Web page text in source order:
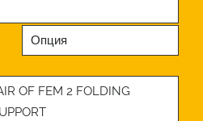
Опция
OF FEM 2 FOLDING